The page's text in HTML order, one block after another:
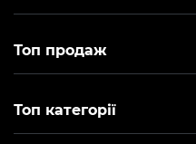
Топ продаж
Топ категорії